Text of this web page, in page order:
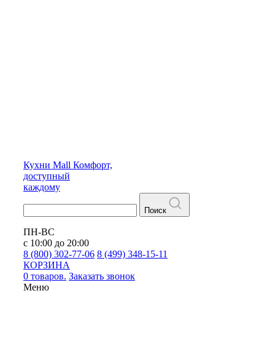
Кухни Mall Комфорт,
доступный
каждому
Поиск
ПН-ВС
с 10:00 до 20:00
8 (800) 302-77-06 8 (499) 348-15-11
КОРЗИНА
0 товаров. Заказать звонок
Меню